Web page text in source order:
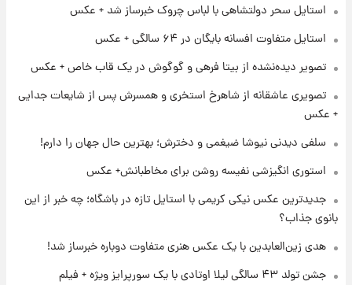
۲۱ ساعت پیش
جهانی در آمریکا + فیلم
برای اولین بار؛ انتشار تصاویری از رهبر جدید
تصاویر عمامه بستن به شیوه خاتمی/ویدیو
استایل سحر دولتشاهی با لباس چروک خبرساز شد + عکس
استایل متفاوت افسانه بایگان در ۶۴ سالگی + عکس
تصویر دیده‌نشده از بیتا فرهی و گوگوش در یک قاب خاص + عکس
تصویری عاشقانه از شاهرخ استخری و همسرش پس از شایعات جدایی
+ عکس
سلفی دیدنی نیوشا ضیغمی و دخترش؛ بهترین حال جهان را دارم!
استوری انگیزشی نفیسه روشن برای مخاطبانش+ عکس
جدیدترین عکس نیکی کریمی با استایل تازه در باشگاه؛ چه خبر از این
بانوی جذاب؟
هدی زین‌العابدین با یک عکس هنری متفاوت دوباره خبرساز شد!
جشن تولد ۴۳ سالگی لیلا اوتادی با یک سورپرایز ویژه + فیلم